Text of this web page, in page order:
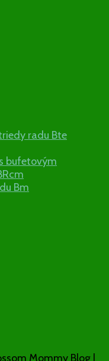
radu Bte
bufetovým
Bm
Mommy Blog |